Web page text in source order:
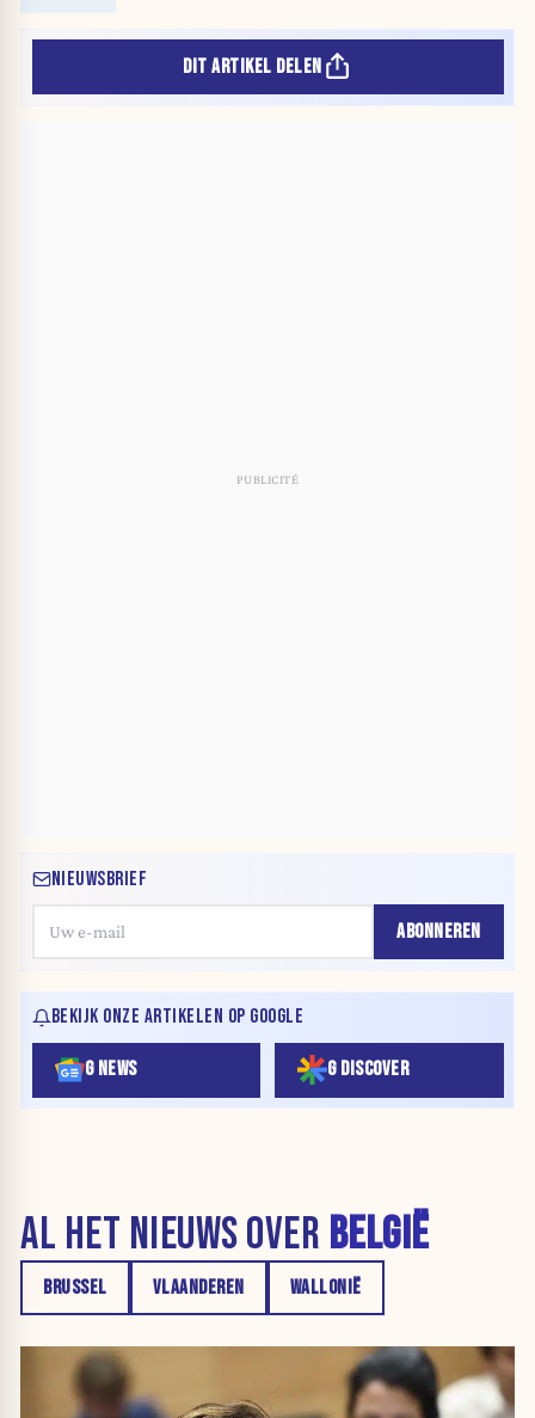
DIT ARTIKEL DELEN
NIEUWSBRIEF
ABONNEREN
BEKIJK ONZE ARTIKELEN OP GOOGLE
G NEWS G DISCOVER
AL HET NIEUWS OVER BELGIË
BRUSSEL VLAANDEREN WALLONIË